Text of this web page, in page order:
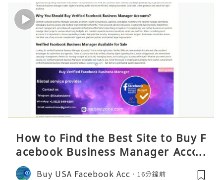
How to Find the Best Site to Buy F
acebook Business Manager Accou
nts 2026 – Complete Reality Guide
Buy USA Facebook Acc 16分鐘前